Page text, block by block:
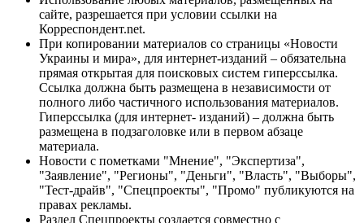
сайте, разрешается при условии ссылки на
Корреспондент.net.
При копировании материалов со страницы «Новости
Украины и мира», для интернет-изданий – обязательна
прямая открытая для поисковых систем гиперссылка.
Ссылка должна быть размещена в независимости от
полного либо частичного использования материалов.
Гиперссылка (для интернет- изданий) – должна быть
размещена в подзаголовке или в первом абзаце
материала.
Новости с пометками "Мнение", "Экспертиза",
"Заявление", "Регионы", "Деньги", "Власть", "Выборы",
"Тест-драйв", "Спецпроекты", "Промо" публикуются на
правах рекламы.
Раздел Спецпроекты создается совместно с